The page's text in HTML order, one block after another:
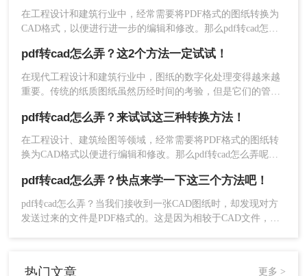
使用在线转换工具进行转换的具体步骤如下：
1、在线PDF转CAD：https://pdftoword.55.la/pdf2cad/
2、点击上传PDF文件。
件。很多人不知道。如果你知道，你可以很容易地解决工作中
遇到的转换问题。pdf转cad怎么弄免费？本文将教我们如何pdf
转cad，让我们来看看。
在工程设计和建筑行业中，经常需要将PDF格式的图纸转换为
CAD格式，以便进行进一步的编辑和修改。那么pdf转cad怎么
法，帮助您根据不同的需求选择最合适的方式。
pdf转cad怎么弄？这2个方法一定试试！
在现代工程设计和建筑行业中，图纸的数字化处理变得越来越
重要。传统的纸质图纸虽然历经时间的考验，但是它们的管理
而且很容易遗失或受到损坏。因此，将纸质图纸转换为
CAD（计算机辅助设计）格式成为一种必要的需求。本文将为
大家介绍pdf转cad怎么弄，并提供一些实用的方法。
pdf转cad怎么弄？来试试这三种转换方法！
在工程设计、建筑绘图等领域，经常需要将PDF格式的图纸转
换为CAD格式以便进行编辑和修改。那么pdf转cad怎么弄呢？
pdf转cad怎么弄？快点来学一下这三个方法吧！
pdf转cad怎么弄？当我们接收到一张CAD图纸时，却发现对方
发送过来的文件是PDF格式的。这是因为相较于CAD文件，
热门文章 更多 >